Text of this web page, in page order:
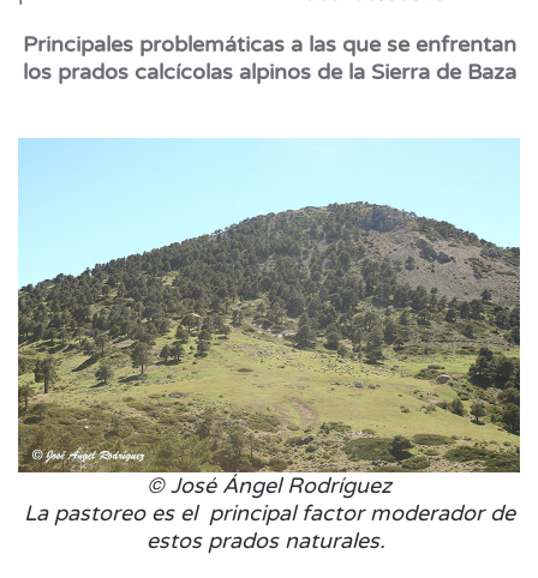
Principales problemáticas a las que se enfrentan
los prados calcícolas alpinos de la Sierra de Baza
© José Ángel Rodríguez
La pastoreo es el principal factor moderador de
estos prados naturales.